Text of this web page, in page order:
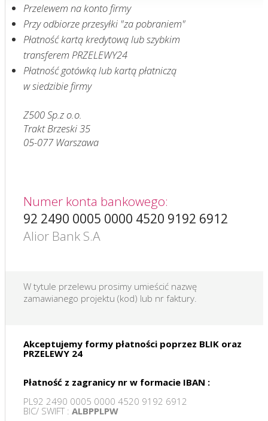
Przelewem na konto firmy
Przy odbiorze przesyłki "za pobraniem"
Płatność kartą kredytową lub szybkim
transferem PRZELEWY24
Płatność gotówką lub kartą płatniczą
w siedzibie firmy
Z500 Sp.z o.o.
Trakt Brzeski 35
05-077 Warszawa
Numer konta bankowego:
92 2490 0005 0000 4520 9192 6912
Alior Bank S.A
W tytule przelewu prosimy umieścić nazwę
zamawianego projektu (kod) lub nr faktury.
Akceptujemy formy płatności poprzez BLIK oraz
PRZELEWY 24
Płatność z zagranicy nr w formacie IBAN :
PL92 2490 0005 0000 4520 9192 6912
BIC/ SWIFT : ALBPPLPW